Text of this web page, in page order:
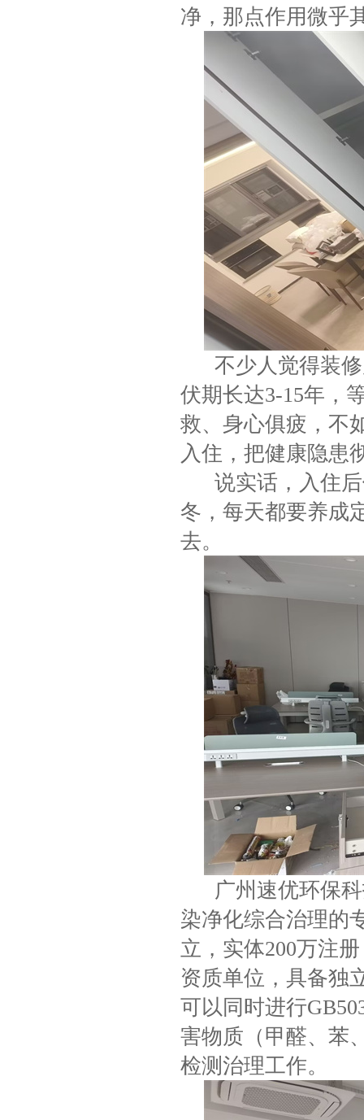
净，那点作用微乎
不少人觉得装修
伏期长达3-15年，
救、身心俱疲，不
入住，把健康隐患
说实话，入住后
冬，每天都要养成
去。
广州速优环保科
染净化综合治理的
立，实体200万注
资质单位，具备独
可以同时进行
害物质（甲醛、苯
检测治理工作。